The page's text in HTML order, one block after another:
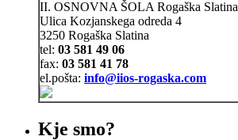
II. OSNOVNA ŠOLA Rogaška Slatina
Ulica Kozjanskega odreda 4
3250 Rogaška Slatina
tel: 03 581 49 06
fax: 03 581 41 78
el.pošta: info@iios-rogaska.com
Kje smo?